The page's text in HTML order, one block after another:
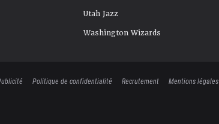
Utah Jazz
Washington Wizards
Politique de confidentialité Recrutement Mentions légales